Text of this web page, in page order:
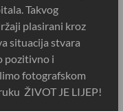
Takvog
plasirani kroz
situacija stvara
pozitivno i
fotografskom
ŽIVOT JE LIJEP!